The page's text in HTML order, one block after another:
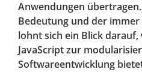
Anwendungen
Bedeutung und der
lohnt sich ein Blick
JavaScript zur
Softwareentwicklung